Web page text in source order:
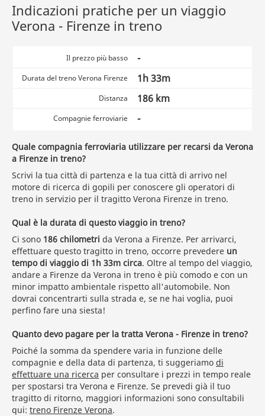
Indicazioni pratiche per un viaggio
Verona - Firenze in treno
Il prezzo più basso -
Durata del treno Verona Firenze 1h 33m
Distanza 186 km
Compagnie ferroviarie -
Quale compagnia ferroviaria utilizzare per recarsi da Verona
a Firenze in treno?
Scrivi la tua città di partenza e la tua città di arrivo nel
motore di ricerca di gopili per conoscere gli operatori di
treno in servizio per il tragitto Verona Firenze in treno.
Qual è la durata di questo viaggio in treno?
Ci sono 186 chilometri da Verona a Firenze. Per arrivarci,
effettuare questo tragitto in treno, occorre prevedere un
tempo di viaggio di 1h 33m circa. Oltre al tempo del viaggio,
andare a Firenze da Verona in treno è più comodo e con un
minor impatto ambientale rispetto all'automobile. Non
dovrai concentrarti sulla strada e, se ne hai voglia, puoi
perfino fare una siesta!
Quanto devo pagare per la tratta Verona - Firenze in treno?
Poiché la somma da spendere varia in funzione delle
compagnie e della data di partenza, ti suggeriamo di
effettuare una ricerca per consultare i prezzi in tempo reale
per spostarsi tra Verona e Firenze. Se prevedi già il tuo
tragitto di ritorno, maggiori informazioni sono consultabili
qui: treno Firenze Verona.